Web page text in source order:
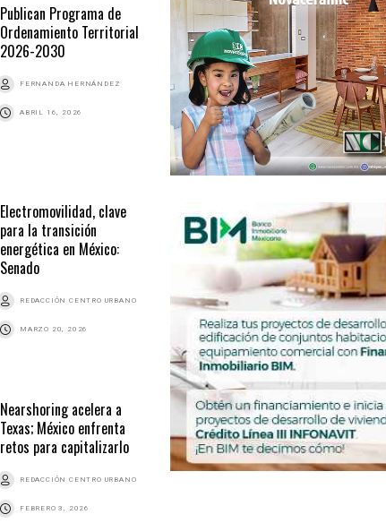
Publican Programa de
Ordenamiento Territorial
2026-2030
FERNANDA HERNÁNDEZ
ABRIL 16, 2026
Electromovilidad, clave
para la transición
energética en México:
Senado
REDACCIÓN CENTRO URBANO
MARZO 20, 2026
Nearshoring acelera a
Texas; México enfrenta
retos para capitalizarlo
REDACCIÓN CENTRO URBANO
FEBRERO 3, 2026